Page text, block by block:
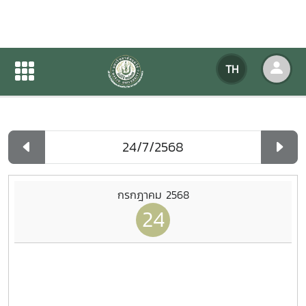
TH
ปฏิทินกิจกรรมของหน่วยงาน
ปฏิทินกิจกรรมของหน่วยงาน
กรกฎาคม 2568
24